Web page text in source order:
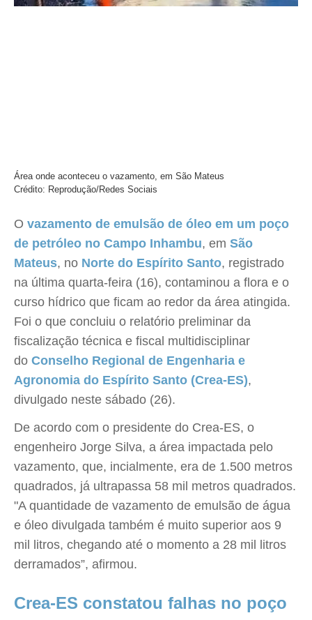
Área onde aconteceu o vazamento, em São Mateus
Crédito: Reprodução/Redes Sociais
O vazamento de emulsão de óleo em um poço
de petróleo no Campo Inhambu, em São
Mateus, no Norte do Espírito Santo, registrado
na última quarta-feira (16), contaminou a flora e o
curso hídrico que ficam ao redor da área atingida.
Foi o que concluiu o relatório preliminar da
fiscalização técnica e fiscal multidisciplinar
do Conselho Regional de Engenharia e
Agronomia do Espírito Santo (Crea-ES),
divulgado neste sábado (26).
De acordo com o presidente do Crea-ES, o
engenheiro Jorge Silva, a área impactada pelo
vazamento, que, incialmente, era de 1.500 metros
quadrados, já ultrapassa 58 mil metros quadrados.
"A quantidade de vazamento de emulsão de água
e óleo divulgada também é muito superior aos 9
mil litros, chegando até o momento a 28 mil litros
derramados”, afirmou.
Crea-ES constatou falhas no poço